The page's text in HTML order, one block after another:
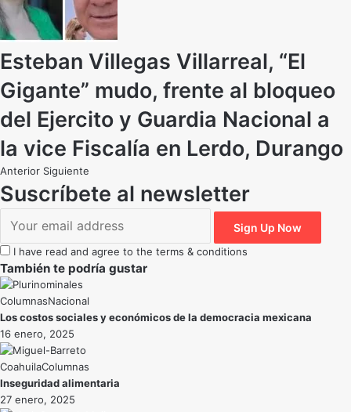
Esteban Villegas Villarreal, “El
Gigante” mudo, frente al bloqueo
del Ejercito y Guardia Nacional a
la vice Fiscalía en Lerdo, Durango
Anterior Siguiente
Suscríbete al newsletter
I have read and agree to the terms & conditions
También te podría gustar
Nacional
Los costos sociales y económicos de la democracia mexicana
16 enero, 2025
Coahuila
Inseguridad alimentaria
27 enero, 2025